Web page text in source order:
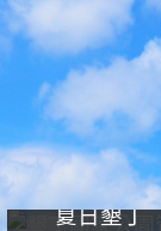
夏日墾丁